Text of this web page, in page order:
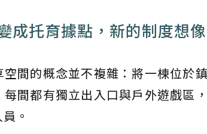
成托育據點，新的制度想
間的概念並不複雜：將一棟位於
間都有獨立出入口與戶外遊戲區
。